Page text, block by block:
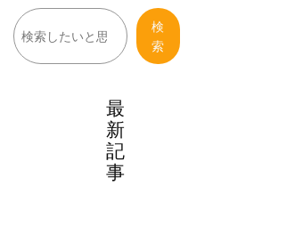
検
索
検
索
最
新
記
事